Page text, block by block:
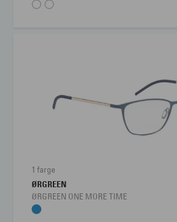
1 farge
ØRGREEN
ØRGREEN ONE MORE TIME